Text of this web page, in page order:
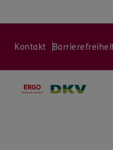
Kontakt